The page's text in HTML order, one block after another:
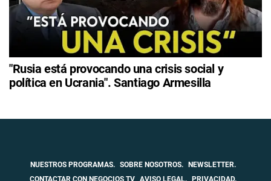
"Rusia está provocando una crisis social y
política en Ucrania". Santiago Armesilla
NUESTROS PROGRAMAS. SOBRE NOSOTROS. NEWSLETTER.
CONTACTAR CON NEGOCIOS TV AVISO LEGAL. PRIVACIDAD.